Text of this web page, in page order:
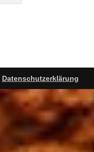
Datenschutzerklärung